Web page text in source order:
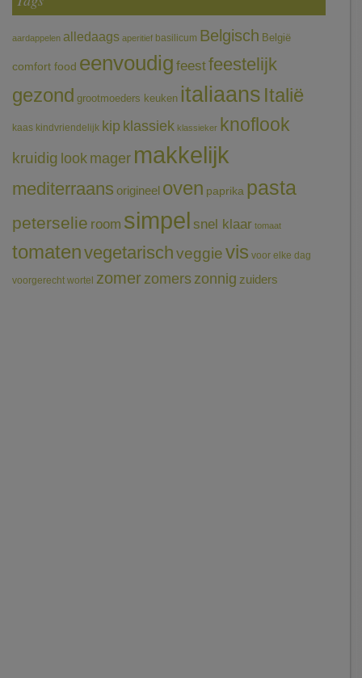
aardappelen alledaags aperitief basilicum Belgisch België
comfort food eenvoudig feestfeestelijk
gezond grootmoeders keuken italiaans Italië
kaas kindvriendelijk kip klassiek klassieker knoflook
kruidig look mager makkelijk
mediterraans origineel oven paprika pasta
peterselie room simpel snel klaar tomaat
tomatenvegetarischveggievis voor elke dag
voorgerecht wortel zomerzomerszonnig zuiders